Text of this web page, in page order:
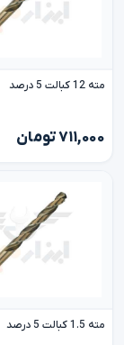
مته 12 کبالت 5 درصد
۷۱۱,۰۰۰ تومان
مته 1.5 کبالت 5 درصد